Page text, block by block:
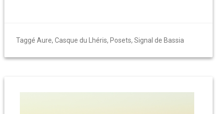
Taggé Aure, Casque du Lhéris, Posets, Signal de Bassia